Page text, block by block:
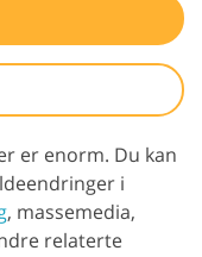
er enorm. Du kan
i
, massemedia,
relaterte